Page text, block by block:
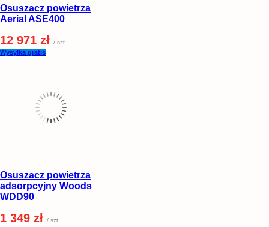
Osuszacz powietrza
Aerial ASE400
12 971 zł / szt.
Wysyłka gratis
Osuszacz powietrza
adsorpcyjny Woods
WDD90
1 349 zł / szt.